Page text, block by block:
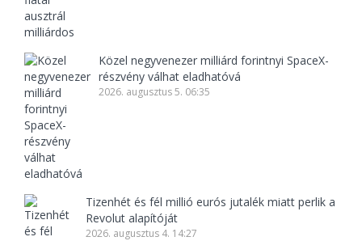
Közel negyvenezer milliárd forintnyi SpaceX-
részvény válhat eladhatóvá
2026. augusztus 5. 06:35
Tizenhét és fél millió eurós jutalék miatt perlik a
Revolut alapítóját
2026. augusztus 4. 14:27